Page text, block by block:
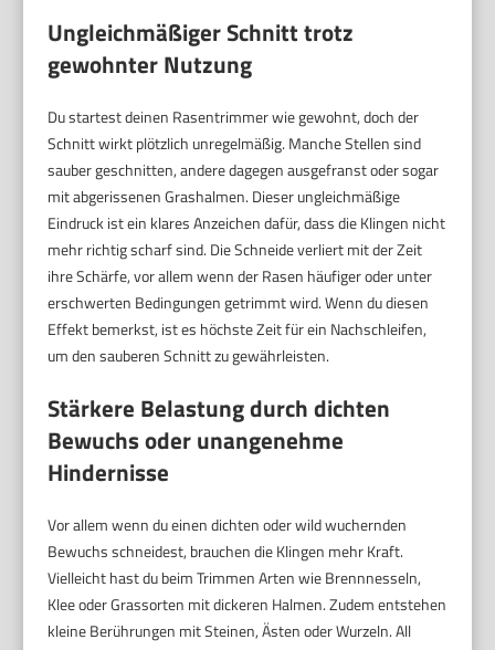
Ungleichmäßiger Schnitt trotz
gewohnter Nutzung
Du startest deinen Rasentrimmer wie gewohnt, doch der
Schnitt wirkt plötzlich unregelmäßig. Manche Stellen sind
sauber geschnitten, andere dagegen ausgefranst oder sogar
mit abgerissenen Grashalmen. Dieser ungleichmäßige
Eindruck ist ein klares Anzeichen dafür, dass die Klingen nicht
mehr richtig scharf sind. Die Schneide verliert mit der Zeit
ihre Schärfe, vor allem wenn der Rasen häufiger oder unter
erschwerten Bedingungen getrimmt wird. Wenn du diesen
Effekt bemerkst, ist es höchste Zeit für ein Nachschleifen,
um den sauberen Schnitt zu gewährleisten.
Stärkere Belastung durch dichten
Bewuchs oder unangenehme
Hindernisse
Vor allem wenn du einen dichten oder wild wuchernden
Bewuchs schneidest, brauchen die Klingen mehr Kraft.
Vielleicht hast du beim Trimmen Arten wie Brennnesseln,
Klee oder Grassorten mit dickeren Halmen. Zudem entstehen
kleine Berührungen mit Steinen, Ästen oder Wurzeln. All